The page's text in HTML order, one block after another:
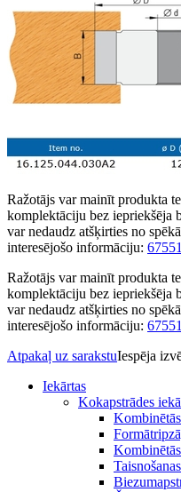
Ražotājs var mainīt produkta
komplektāciju bez iepriekšēja
var nedaudz atšķirties no
interesējošo informāciju:
Ražotājs var mainīt produkta
komplektāciju bez iepriekšēja
var nedaudz atšķirties no
interesējošo informāciju:
Atpakaļ uz sarakstuIespēja
Iekārtas
Kokapstrādes